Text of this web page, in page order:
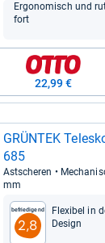
Ergo­no­misch und
fort
22,99 €
GRÜN­TEK
685
Ast­sche­ren •
mm
Befriedigend
2,8
Fle­xi­bel in
Design